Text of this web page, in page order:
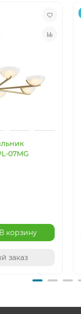
07MG
В корзину
заказ